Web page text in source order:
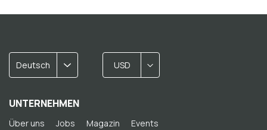
Deutsch USD
UNTERNEHMEN
Über uns Jobs Magazin
Events